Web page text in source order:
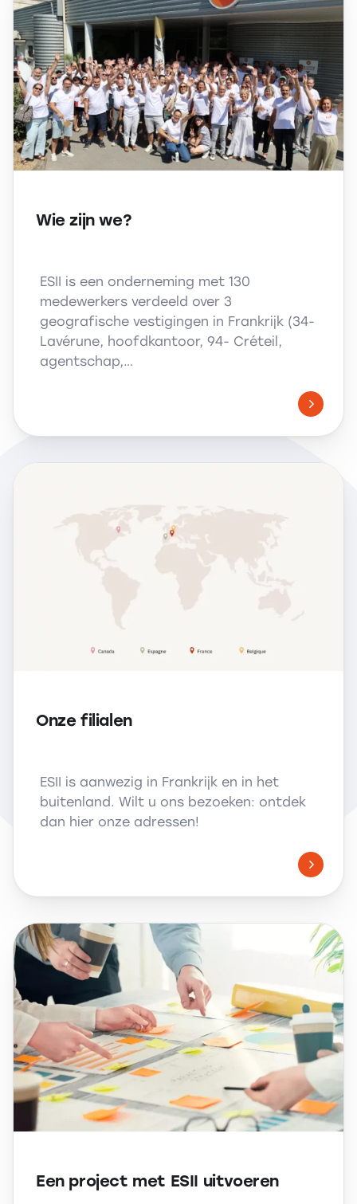
Wie zijn we?
ESII is een onderneming met 130
medewerkers verdeeld over 3
geografische vestigingen in Frankrijk (34-
Lavérune, hoofdkantoor, 94- Créteil,
agentschap,…
Onze filialen
ESII is aanwezig in Frankrijk en in het
buitenland. Wilt u ons bezoeken: ontdek
dan hier onze adressen!
Een project met ESII uitvoeren